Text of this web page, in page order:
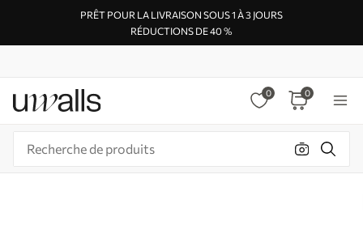
PRÊT POUR LA LIVRAISON SOUS 1 À 3 JOURS
RÉDUCTIONS DE 40 %
0 0